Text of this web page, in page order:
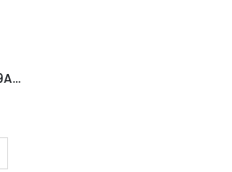
Часы Casio A100WEFG-9AEF